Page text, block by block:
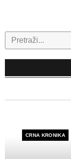
Search
CRNA KRONIKA